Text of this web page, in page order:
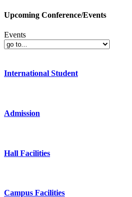
Upcoming Conference/Events
Events
International Student
Admission
Hall Facilities
Campus Facilities